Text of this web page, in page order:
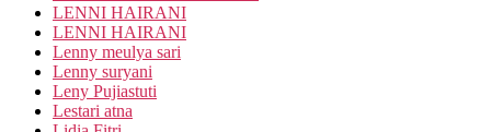
LENNI HAIRANI
LENNI HAIRANI
Lenny meulya sari
Lenny suryani
Leny Pujiastuti
Lestari atna